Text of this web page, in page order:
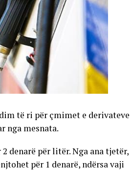
të ri për çmimet e derivateve
nga mesnata.
denarë për litër. Nga ana tjetër,
për 1 denarë, ndërsa vaji